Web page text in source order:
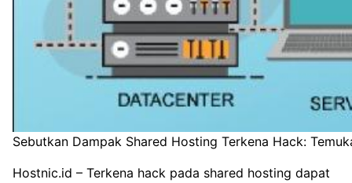
Sebutkan Dampak Shared Hosting Terkena Hack:
Hostnic.id – Terkena hack pada shared hosting dapat